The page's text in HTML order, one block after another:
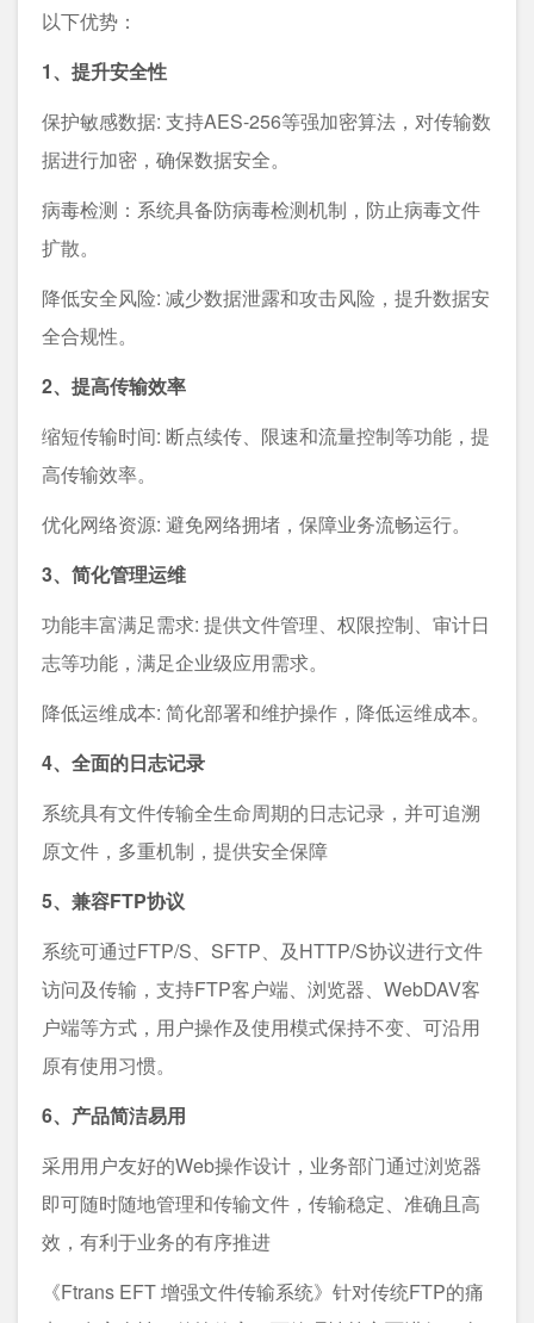
以下优势：
1、提升安全性
保护敏感数据: 支持AES-256等强加密算法，对传输数
据进行加密，确保数据安全。
病毒检测：系统具备防病毒检测机制，防止病毒文件
扩散。
降低安全风险: 减少数据泄露和攻击风险，提升数据安
全合规性。
2、提高传输效率
缩短传输时间: 断点续传、限速和流量控制等功能，提
高传输效率。
优化网络资源: 避免网络拥堵，保障业务流畅运行。
3、简化管理运维
功能丰富满足需求: 提供文件管理、权限控制、审计日
志等功能，满足企业级应用需求。
降低运维成本: 简化部署和维护操作，降低运维成本。
4、全面的日志记录
系统具有文件传输全生命周期的日志记录，并可追溯
原文件，多重机制，提供安全保障
5、兼容FTP协议
系统可通过FTP/S、SFTP、及HTTP/S协议进行文件
访问及传输，支持FTP客户端、浏览器、WebDAV客
户端等方式，用户操作及使用模式保持不变、可沿用
原有使用习惯。
6、产品简洁易用
采用用户友好的Web操作设计，业务部门通过浏览器
即可随时随地管理和传输文件，传输稳定、准确且高
效，有利于业务的有序推进
《Ftrans EFT 增强文件传输系统》针对传统FTP的痛